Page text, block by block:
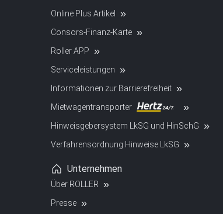
Online Plus Artikel
Consors-Finanz-Karte
Roller APP
Serviceleistungen
Informationen zur Barrierefreiheit
Mietwagentransporter
Hinweisgebersystem LkSG und HinSchG
Verfahrensordnung Hinweise LkSG
Unternehmen
Über ROLLER
Presse